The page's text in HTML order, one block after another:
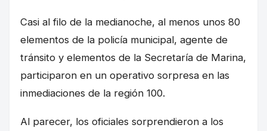
Casi al filo de la medianoche, al menos unos 80
elementos de la policía municipal, agente de
tránsito y elementos de la Secretaría de Marina,
participaron en un operativo sorpresa en las
inmediaciones de la región 100.
Al parecer, los oficiales sorprendieron a los